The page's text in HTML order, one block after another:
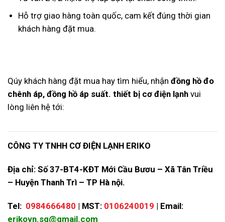
Hỗ trợ giao hàng toàn quốc, cam kết đúng thời gian
khách hàng đặt mua.
Qúy khách hàng đặt mua hay tìm hiểu, nhận đồng hồ đo
chênh áp, đồng hồ áp suất. thiết bị cơ điện lạnh vui
lòng liên hệ tới:
CÔNG TY TNHH CƠ ĐIỆN LẠNH ERIKO
Địa chỉ: Số 37-BT4-KĐT Mới Cầu Bươu – Xã Tân Triều
– Huyện Thanh Trì – TP Hà nội.
Tel: 0984666480 | MST: 0106240019 | Email:
erikovn.sg@gmail.com